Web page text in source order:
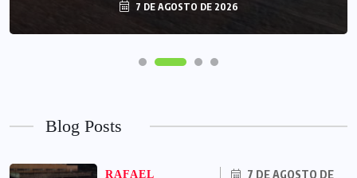
7 DE AGOSTO DE 2026
Blog Posts
RAFAEL
7 DE AGOSTO DE